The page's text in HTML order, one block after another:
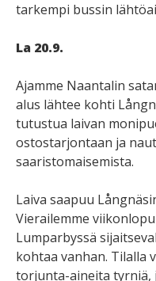
tarkempi bussin
La 20.9.
Ajamme Naantalin
alus lähtee kohti
tutustua laivan
ostostarjontaan ja
saaristomaisemista.
Laiva saapuu
Vierailemme
Lumparbyssä
kohtaa vanhan. Tilalla
torjunta-aineita tyrniä,